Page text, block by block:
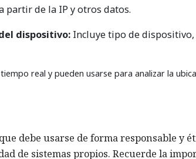
partir de la IP y otros datos.
dispositivo: Incluye tipo de
real y pueden usarse para analizar la
debe usarse de forma responsable y
de sistemas propios. Recuerde la